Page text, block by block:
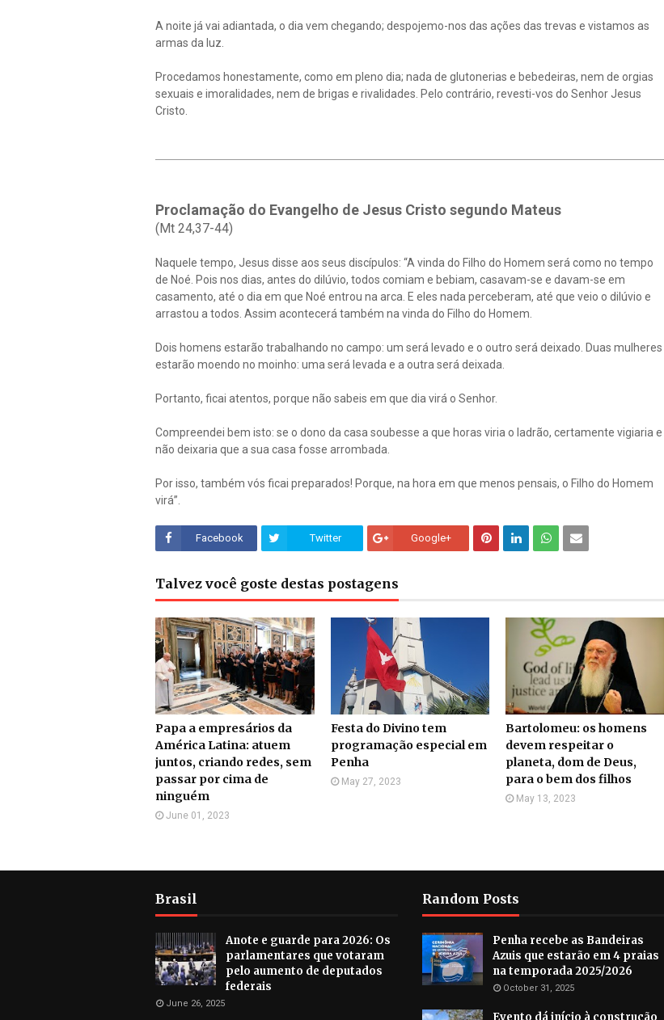
A noite já vai adiantada, o dia vem chegando; despojemo-nos das ações das trevas e vistamos as
armas da luz.
Procedamos honestamente, como em pleno dia; nada de glutonerias e bebedeiras, nem de orgias
sexuais e imoralidades, nem de brigas e rivalidades. Pelo contrário, revesti-vos do Senhor Jesus
Cristo.
Proclamação do Evangelho de Jesus Cristo segundo Mateus
(Mt 24,37-44)
Naquele tempo, Jesus disse aos seus discípulos: “A vinda do Filho do Homem será como no tempo
de Noé. Pois nos dias, antes do dilúvio, todos comiam e bebiam, casavam-se e davam-se em
casamento, até o dia em que Noé entrou na arca. E eles nada perceberam, até que veio o dilúvio e
arrastou a todos. Assim acontecerá também na vinda do Filho do Homem.
Dois homens estarão trabalhando no campo: um será levado e o outro será deixado. Duas mulheres
estarão moendo no moinho: uma será levada e a outra será deixada.
Portanto, ficai atentos, porque não sabeis em que dia virá o Senhor.
Compreendei bem isto: se o dono da casa soubesse a que horas viria o ladrão, certamente vigiaria e
não deixaria que a sua casa fosse arrombada.
Por isso, também vós ficai preparados! Porque, na hora em que menos pensais, o Filho do Homem
virá”.
Facebook Twitter Google+
Talvez você goste destas postagens
Papa a empresários da
América Latina: atuem
juntos, criando redes, sem
passar por cima de
ninguém
June 01, 2023
Festa do Divino tem
programação especial em
Penha
May 27, 2023
Bartolomeu: os homens
devem respeitar o
planeta, dom de Deus,
para o bem dos filhos
May 13, 2023
Brasil
Anote e guarde para 2026: Os
parlamentares que votaram
pelo aumento de deputados
federais
June 26, 2025
Random Posts
Penha recebe as Bandeiras
Azuis que estarão em 4 praias
na temporada 2025/2026
October 31, 2025